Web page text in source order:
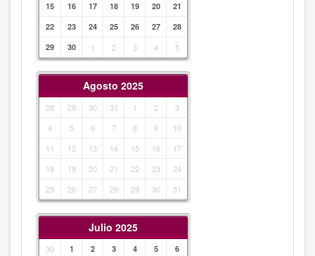
15
16 17 18 19 20
21
22
23 24 25 26 27
28
29
30 1 2 3 4 5
Agosto 2025
28 29 30 31 1 2
3
4
5 6 7 8 9
10
11
12 13 14 15 16
17
18
19 20 21 22 23
24
25
26 27 28 29 30 31
Julio 2025
30 1 2 3 4 5
6